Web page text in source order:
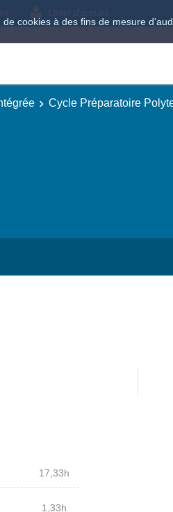
cookies à des fins de mesure
Livret d'accueil
Cycle Préparatoire
17,33h
1,33h